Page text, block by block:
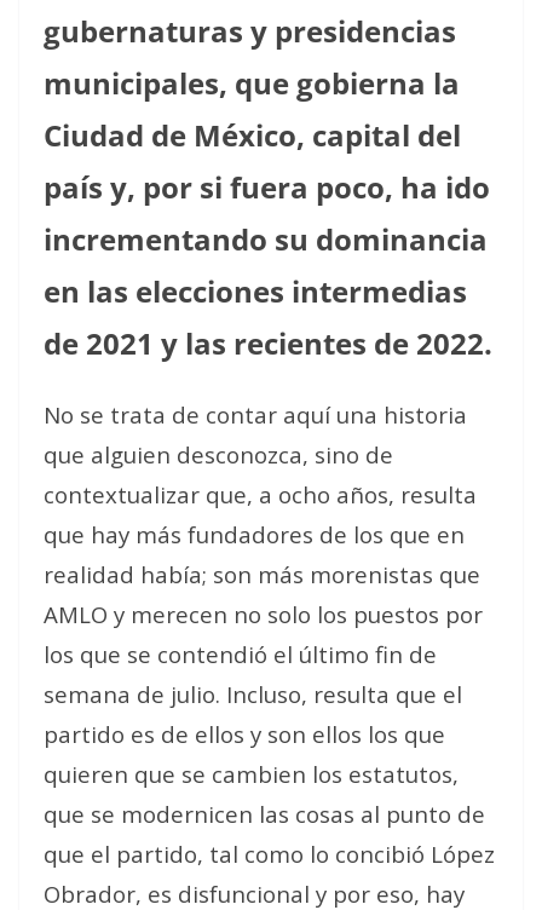
gubernaturas y presidencias
municipales, que gobierna la
Ciudad de México, capital del
país y, por si fuera poco, ha ido
incrementando su dominancia
en las elecciones intermedias
de 2021 y las recientes de 2022.
No se trata de contar aquí una historia
que alguien desconozca, sino de
contextualizar que, a ocho años, resulta
que hay más fundadores de los que en
realidad había; son más morenistas que
AMLO y merecen no solo los puestos por
los que se contendió el último fin de
semana de julio. Incluso, resulta que el
partido es de ellos y son ellos los que
quieren que se cambien los estatutos,
que se modernicen las cosas al punto de
que el partido, tal como lo concibió López
Obrador, es disfuncional y por eso, hay